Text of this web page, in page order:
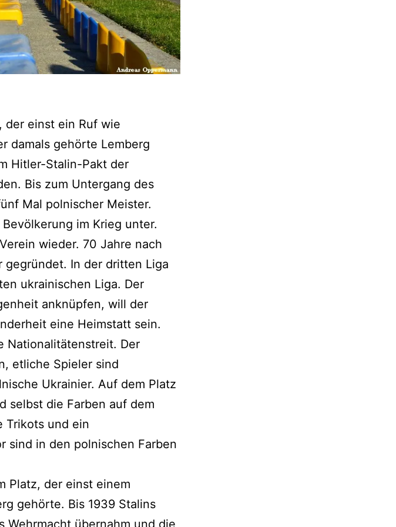
der einst ein Ruf wie
damals gehörte Lemberg
Hitler-Stalin-Pakt der
Bis zum Untergang des
Mal polnischer Meister.
im Krieg unter.
wieder. 70 Jahre nach
In der dritten Liga
ukrainischen Liga. Der
anknüpfen, will der
eine Heimstatt sein.
Nationalitätenstreit. Der
etliche Spieler sind
Ukrainier. Auf dem Platz
selbst die Farben auf dem
Trikots und ein
sind in den polnischen Farben
Platz, der einst einem
gehörte. Bis 1939 Stalins